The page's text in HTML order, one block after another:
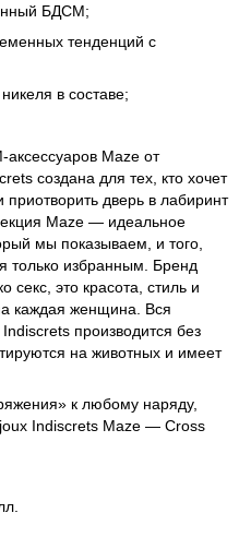
БДСМ;
тенденций с
в составе;
Maze от
создана для тех, кто хочет
приотворить дверь в лабиринт
Maze — идеальное
мы показываем, и того,
только избранным. Бренд
секс, это красота, стиль и
каждая женщина. Вся
производится без
на животных и имеет
к любому наряду,
Indiscrets Maze — Cross